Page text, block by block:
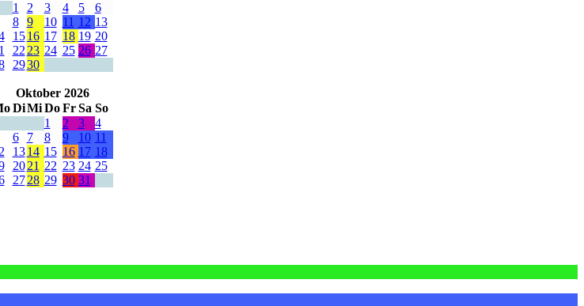
1
2 3 4 5
6
8 9 10 11 12 13
15 16 17 18 19 20
22 23 24 25 26 27
2930
Oktober 2026
DiMi Do Fr Sa So
1
2 3
4
6 7 8 9 10 11
13 14 15 16 17 18
20 21 22 23 24 25
27 28 29 30 31